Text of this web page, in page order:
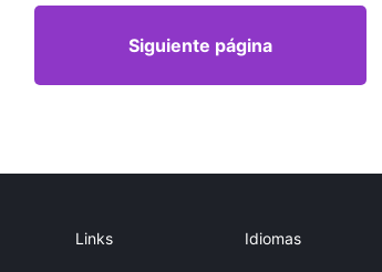
Siguiente página
Links Idiomas